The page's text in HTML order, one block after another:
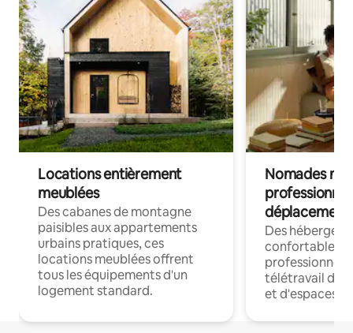
Locations entièrement
meublées
Des cabanes de montagne
paisibles aux appartements
urbains pratiques, ces
locations meublées offrent
tous les équipements d'un
logement standard.
Nomades
déplacement
Des
confortables
professionnels
télétravail
et d'espaces